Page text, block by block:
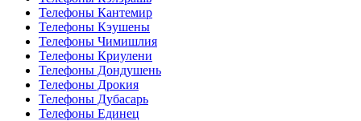
Телефоны Кантемир
Телефоны Кэушены
Телефоны Чимишлия
Телефоны Криулени
Телефоны Дондушень
Телефоны Дрокия
Телефоны Дубасарь
Телефоны Единец